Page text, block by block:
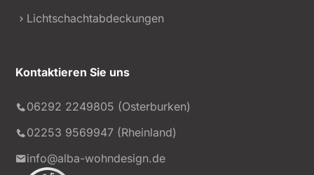
Lichtschachtabdeckungen
Kontaktieren Sie uns
06292 2249805 (Osterburken)
02253 9569947 (Rheinland)
info@alba-wohndesign.de
alba wohndesign GmbH
99
%
Empfehlungen auf
ProvenExpert.com
SEHR GUT
4,90
/
5,00